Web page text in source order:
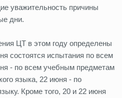
уважительность причины
дни.
ЦТ в этом году определены
состоятся испытания по всем
- по всем учебным предметам
языка, 22 июня - по
Кроме того, 20 и 22 июня